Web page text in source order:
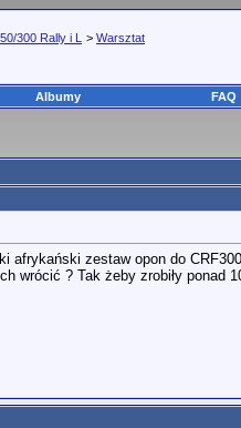
300 Rally i L > Warsztat
Albumy FAQ
afrykański zestaw opon do
wrócić ? Tak żeby zrobiły ponad